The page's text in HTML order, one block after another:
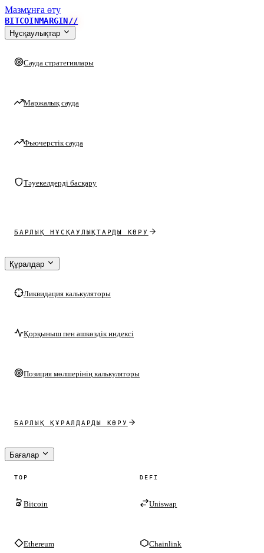
Мазмұнға өту
BITCOINMARGIN//
Нұсқаулықтар
Сауда стратегиялары
Маржалық сауда
Фьючерстік сауда
Тәуекелдерді басқару
БАРЛЫҚ НҰСҚАУЛЫҚТАРДЫ КӨРУ
Құралдар
Ликвидация калькуляторы
Қорқыныш пен ашкөздік индексі
Позиция мөлшерінің калькуляторы
БАРЛЫҚ ҚҰРАЛДАРДЫ КӨРУ
Бағалар
TOP
Bitcoin
Ethereum
DEFI
Uniswap
Chainlink